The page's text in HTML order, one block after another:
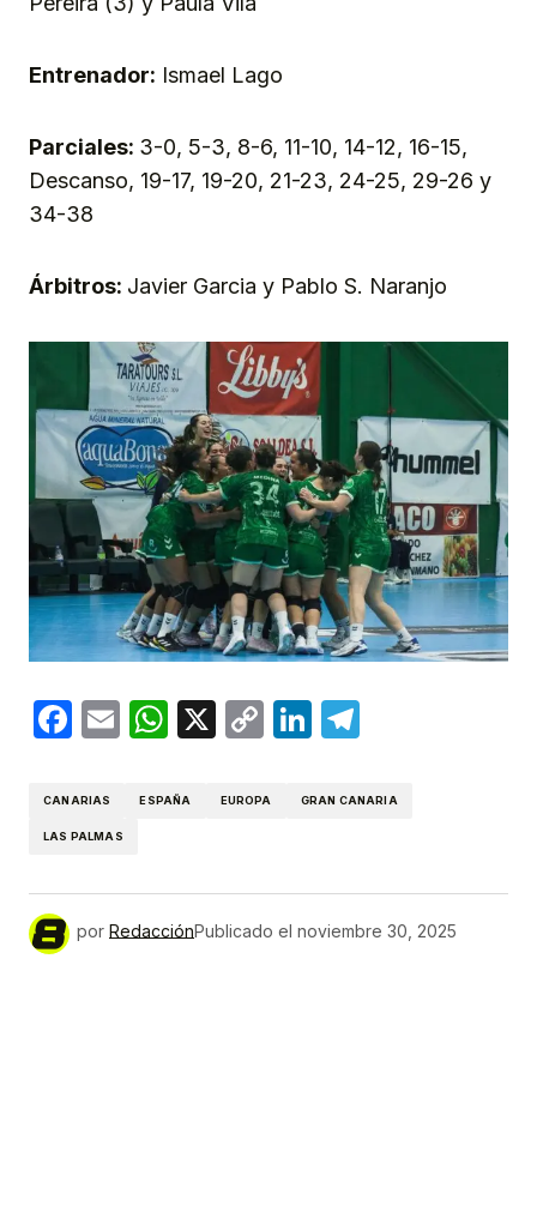
Entrenador: Ismael Lago
Parciales: 3-0, 5-3, 8-6, 11-10, 14-12, 16-15,
Descanso, 19-17, 19-20, 21-23, 24-25, 29-26 y
34-38
Árbitros: Javier Garcia y Pablo S. Naranjo
Facebook
EmailWhatsApp
X
CopyLinkedIn
CANARIAS ESPAÑA EUROPA GRAN CANARIA
LAS PALMAS
por RedacciónPublicado el noviembre 30, 2025